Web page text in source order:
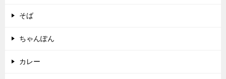
そば
ちゃんぽん
カレー